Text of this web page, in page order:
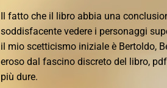
Il fatto che il libro abbia una
soddisfacente vedere i personaggi
il mio scetticismo iniziale è Bertoldo,
eroso dal fascino discreto del libro,
più dure.